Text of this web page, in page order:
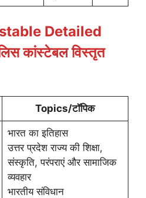
Detailed
कांस्टेबल विस्तृत
Topics/टॉपिक
भारत का इतिहास
उत्तर प्रदेश राज्य की शिक्षा,
संस्कृति, परंपराएं और सामाजिक
व्यवहार
भारतीय संविधान